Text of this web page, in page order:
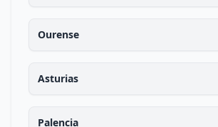
Ourense
Asturias
Palencia